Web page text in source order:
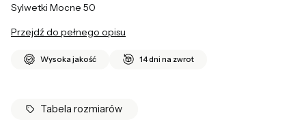
Sylwetki Mocne 50
Przejdź do pełnego opisu
Wysoka jakość 14 dni na zwrot
Tabela rozmiarów